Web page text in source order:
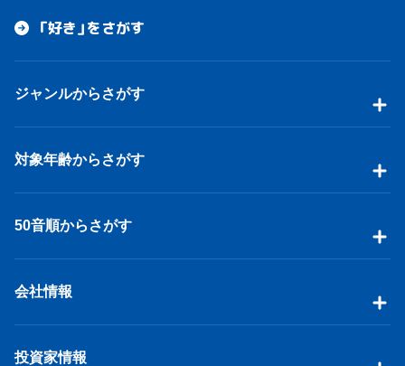
「好き」をさがす
ジャンルからさがす
対象年齢からさがす
50音順からさがす
会社情報
投資家情報